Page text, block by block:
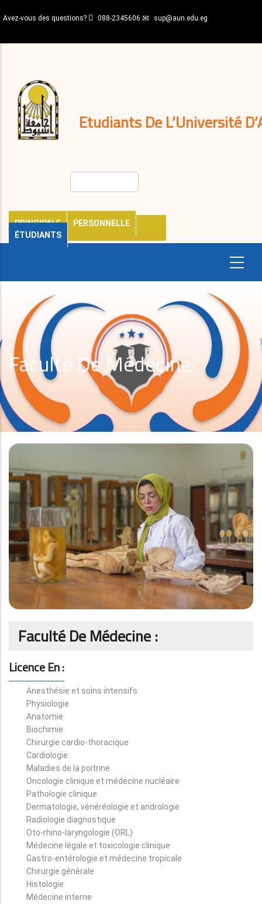
au
principal
Avez-vous des questions? 088-2345606 sup@aun.edu.eg
Etudiants De L’Université
PRINCIPALE
PERSONNELLE
ÉTUDIANTS
décisions
Expatriés
Journal
Faculté De Médecine
Faculté De Médecine :
Licence En :
Anesthésie et soins intensifs
Physiologie
Anatomie
Biochimie
Chirurgie cardio-thoracique
Cardiologie
Maladies de la poitrine
Oncologie clinique et médecine nucléaire
Pathologie clinique
Dermatologie, vénéréologie et andrologie
Radiologie diagnostique
Oto-rhino-laryngologie (ORL)
Médecine légale et toxicologie clinique
Gastro-entérologie et médecine tropicale
Chirurgie générale
Histologie
Médecine interne